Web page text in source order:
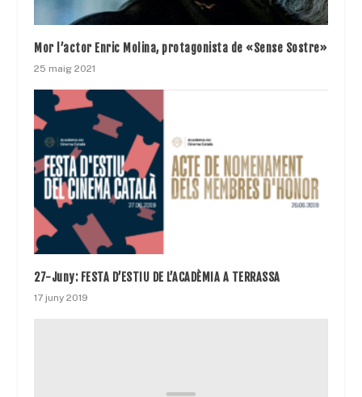
Mor l’actor Enric Molina, protagonista de «Sense Sostre»
25 maig 2021
27-Juny: FESTA D’ESTIU DE L’ACADÈMIA A TERRASSA
17 juny 2019